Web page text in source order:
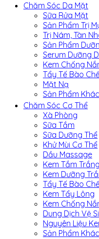
Chăm Sóc Da Mặt
Sữa Rửa Mặt
Sản Phẩm Trị
Trị Nám, Tàn
Sản Phẩm
Serum Dưỡng
Kem Chống
Tẩy Tế Bào
Mặt Nạ
Sản Phẩm Khác
Chăm Sóc Cơ Thể
Xà Phòng
Sữa Tắm
Sữa Dưỡng Thể
Khử Mùi Cơ Thể
Dầu Massage
Kem Tắm Trắng
Kem Dưỡng
Tẩy Tế Bào
Kem Tẩy Lông
Kem Chống
Dung Dịch Vệ
Nguyên Liệu
Sản Phẩm Khác